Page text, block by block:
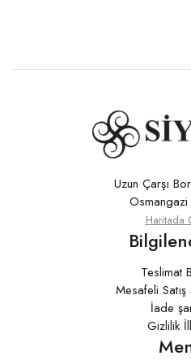
Uzun Çarşı
Haritada
Teslimat
Mesafeli
İade
Gizlilik